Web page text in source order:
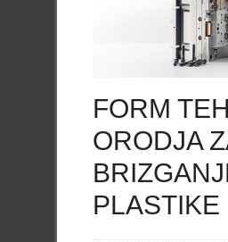
FORM
ORODJA
PLASTIKE